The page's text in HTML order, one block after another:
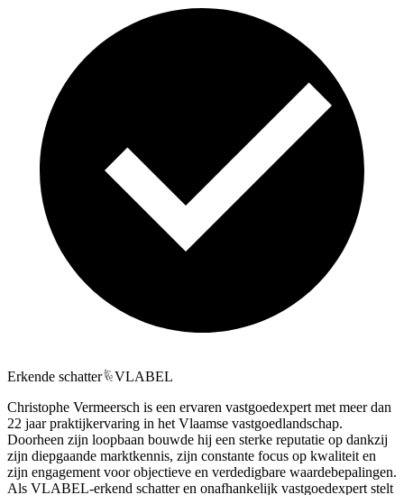
Erkende schatter
VLABEL
Christophe Vermeersch is een ervaren vastgoedexpert met meer dan
22 jaar praktijkervaring in het Vlaamse vastgoedlandschap.
Doorheen zijn loopbaan bouwde hij een sterke reputatie op dankzij
zijn diepgaande marktkennis, zijn constante focus op kwaliteit en
zijn engagement voor objectieve en verdedigbare waardebepalingen.
Als VLABEL-erkend schatter en onafhankelijk vastgoedexpert stelt